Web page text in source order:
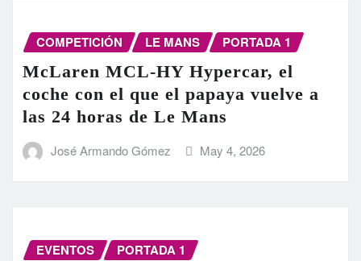
COMPETICIÓN LE MANS PORTADA 1
McLaren MCL-HY Hypercar, el
coche con el que el papaya vuelve a
las 24 horas de Le Mans
José Armando Gómez May 4, 2026
EVENTOS PORTADA 1